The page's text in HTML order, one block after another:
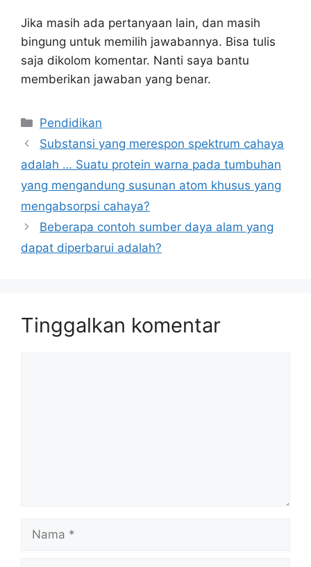
Jika masih ada pertanyaan lain, dan masih
bingung untuk memilih jawabannya. Bisa tulis
saja dikolom komentar. Nanti saya bantu
memberikan jawaban yang benar.
Kategori
Pendidikan
Substansi yang merespon spektrum cahaya
adalah … Suatu protein warna pada tumbuhan
yang mengandung susunan atom khusus yang
mengabsorpsi cahaya?
Beberapa contoh sumber daya alam yang
dapat diperbarui adalah?
Tinggalkan komentar